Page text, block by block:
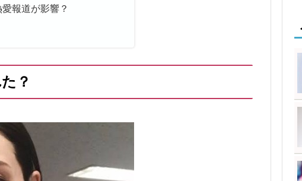
報道が影響？
？